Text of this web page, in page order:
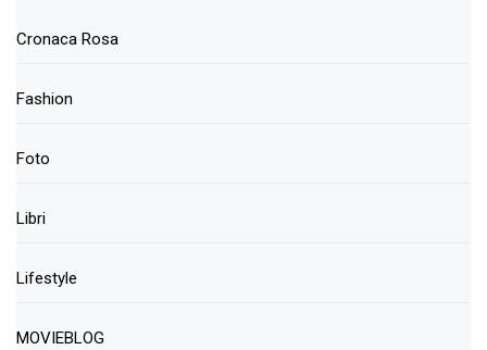
Cronaca Rosa
Fashion
Foto
Libri
Lifestyle
MOVIEBLOG